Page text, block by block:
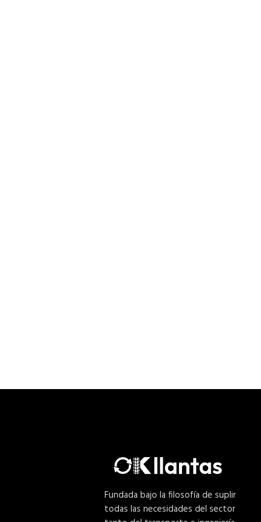
Fundada bajo la filosofía de suplir
todas las necesidades del sector